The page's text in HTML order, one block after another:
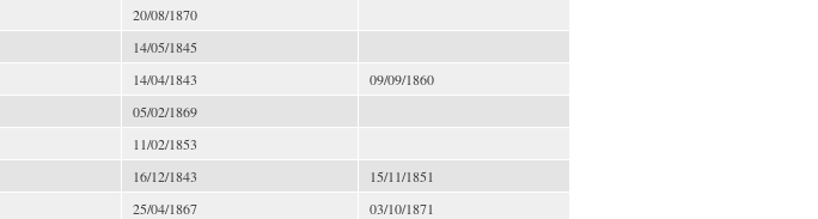
20/08/1870
14/05/1845
14/04/1843
09/09/1860
05/02/1869
11/02/1853
16/12/1843
15/11/1851
25/04/1867
03/10/1871